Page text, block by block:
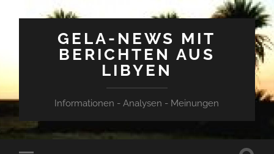
GELA-NEWS MIT
BERICHTEN AUS
LIBYEN
Informationen - Analysen - Meinungen